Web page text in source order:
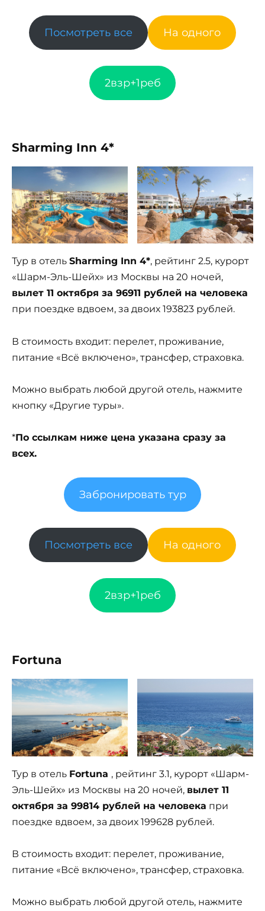
Посмотреть все На одного
2взр+1реб
Sharming Inn 4*
Тур в отель Sharming Inn 4*, рейтинг 2.5, курорт
«Шарм-Эль-Шейх» из Москвы на 20 ночей,
вылет 11 октября за 96911 рублей на человека
при поездке вдвоем, за двоих 193823 рублей.
В стоимость входит: перелет, проживание,
питание «Всё включено», трансфер, страховка.
Можно выбрать любой другой отель, нажмите
кнопку «Другие туры».
*По ссылкам ниже цена указана сразу за
всех.
Забронировать тур
Посмотреть все На одного
2взр+1реб
Fortuna
Тур в отель Fortuna , рейтинг 3.1, курорт «Шарм-
Эль-Шейх» из Москвы на 20 ночей, вылет 11
октября за 99814 рублей на человека при
поездке вдвоем, за двоих 199628 рублей.
В стоимость входит: перелет, проживание,
питание «Всё включено», трансфер, страховка.
Можно выбрать любой другой отель, нажмите